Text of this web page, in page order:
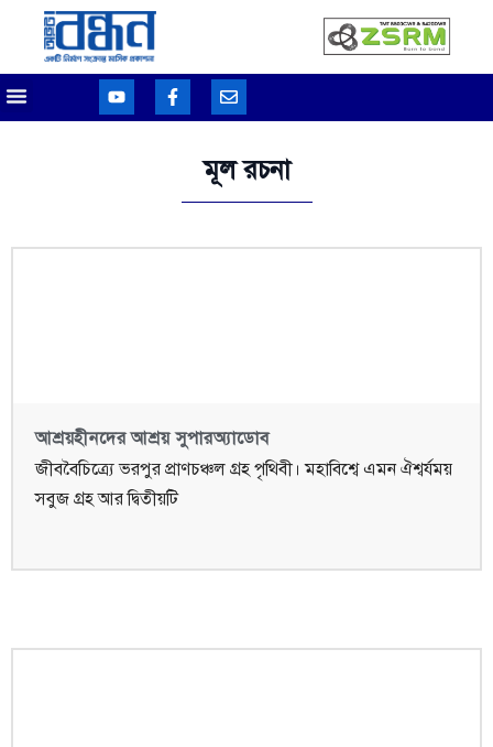
মূল রচনা
আশ্রয়হীনদের আশ্রয় সুপারঅ্যাডোব
জীববৈচিত্র্যে ভরপুর প্রাণচঞ্চল গ্রহ পৃথিবী। মহাবিশ্বে এমন ঐশ্বর্যময়
সবুজ গ্রহ আর দ্বিতীয়টি